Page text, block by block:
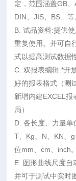
定，范围涵盖GB、
DIN、JIS、BS…等
B. 试品资料:提供
重复使用。并可自
式以提高测试数据
C. 双报表编辑:*开
好的报表格式（测
新增内建EXCEL
局）
D. 各长度、力量
T、Kg、N、KN、
位mm、cm、inch。
E. 图形曲线尺度自
并可于测试中实时